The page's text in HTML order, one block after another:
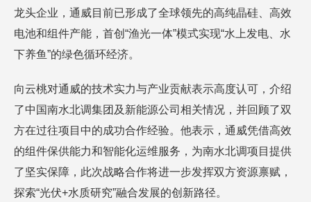
龙头企业，通威目前已形成了全球领先的高纯晶硅、高效
电池和组件产能，首创“渔光一体”模式实现“水上发电、水
下养鱼”的绿色循环经济。
向云桃对通威的技术实力与产业贡献表示高度认可，介绍
了中国南水北调集团及新能源公司相关情况，并回顾了双
方在过往项目中的成功合作经验。他表示，通威凭借高效
的组件保供能力和智能化运维服务，为南水北调项目提供
了坚实保障，此次战略合作将进一步发挥双方资源禀赋，
探索“光伏+水质研究”融合发展的创新路径。